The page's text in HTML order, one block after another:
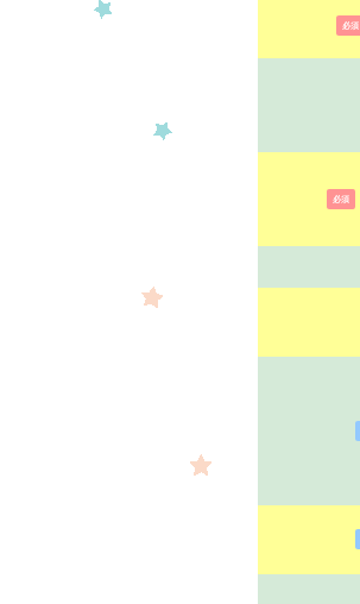
必須
必須